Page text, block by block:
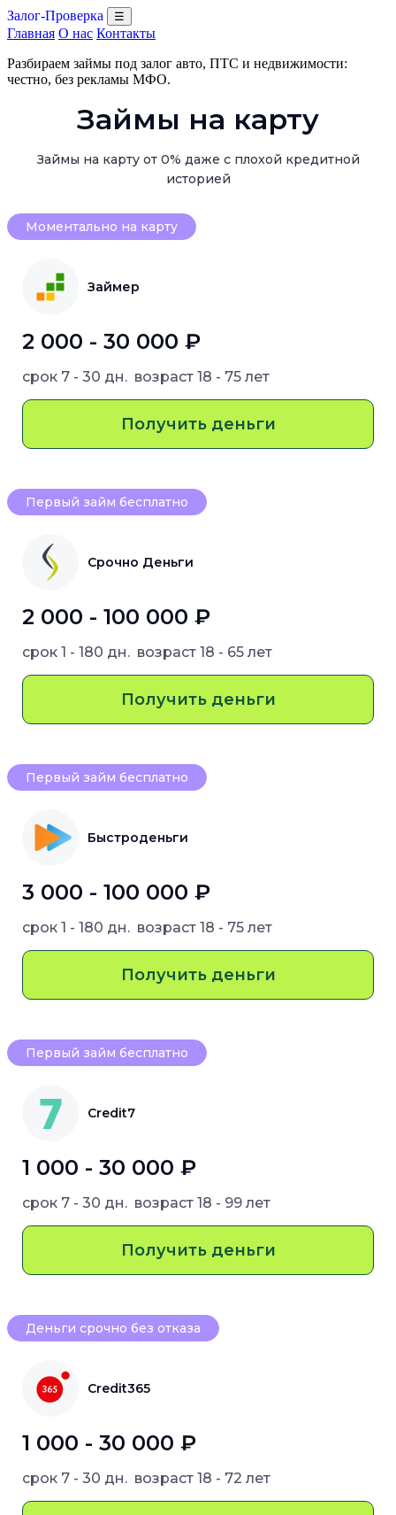
Залог-Проверка ☰
Главная О нас Контакты
Разбираем займы под залог авто, ПТС и недвижимости:
честно, без рекламы МФО.
Займы на карту
Займы на карту от 0% даже с плохой кредитной
историей
Моментально на карту
Займер
2 000 - 30 000 ₽
срок 7 - 30 дн. возраст 18 - 75 лет
Получить деньги
Первый займ бесплатно
Срочно Деньги
2 000 - 100 000 ₽
срок 1 - 180 дн. возраст 18 - 65 лет
Получить деньги
Первый займ бесплатно
Быстроденьги
3 000 - 100 000 ₽
срок 1 - 180 дн. возраст 18 - 75 лет
Получить деньги
Первый займ бесплатно
Credit7
1 000 - 30 000 ₽
срок 7 - 30 дн. возраст 18 - 99 лет
Получить деньги
Деньги срочно без отказа
Credit365
1 000 - 30 000 ₽
срок 7 - 30 дн. возраст 18 - 72 лет